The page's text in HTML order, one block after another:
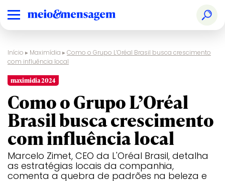
Início ▸ Maximídia ▸Como o Grupo L’Oréal Brasil busca crescimento
com influência local
maximidia 2024
Como o Grupo L’Oréal
Brasil busca crescimento
com influência local
Marcelo Zimet, CEO da L'Oréal Brasil, detalha
as estratégias locais da companhia,
comenta a quebra de padrões na beleza e